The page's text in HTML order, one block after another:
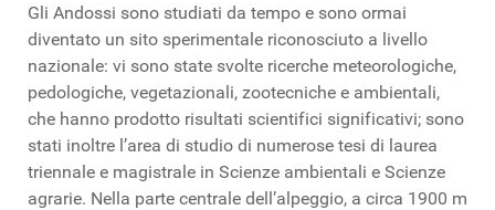
Gli Andossi sono studiati da tempo e sono ormai
diventato un sito sperimentale riconosciuto a livello
nazionale: vi sono state svolte ricerche meteorologiche,
pedologiche, vegetazionali, zootecniche e ambientali,
che hanno prodotto risultati scientifici significativi; sono
stati inoltre l’area di studio di numerose tesi di laurea
triennale e magistrale in Scienze ambientali e Scienze
agrarie. Nella parte centrale dell’alpeggio, a circa 1900 m